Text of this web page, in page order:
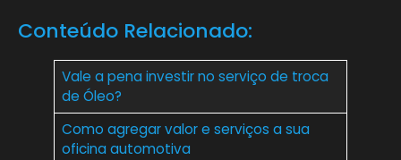
Conteúdo Relacionado:
Vale a pena investir no serviço de troca
de Óleo?
Como agregar valor e serviços a sua
oficina automotiva